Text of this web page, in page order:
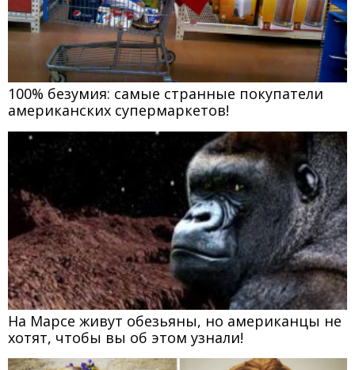
100% безумия: самые странные покупатели
американских супермаркетов!
На Марсе живут обезьяны, но американцы не
хотят, чтобы вы об этом узнали!